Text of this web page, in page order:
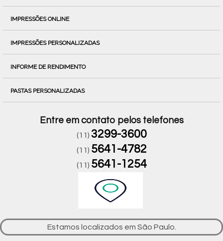
IMPRESSÕES ONLINE
IMPRESSÕES PERSONALIZADAS
INFORME DE RENDIMENTO
PASTAS PERSONALIZADAS
Entre em contato pelos telefones
(11) 3299-3600
(11) 5641-4782
(11) 5641-1254
Estamos localizados em São Paulo.